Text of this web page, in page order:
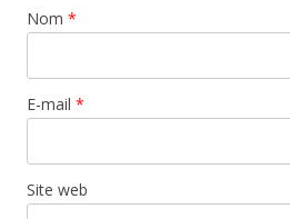
Nom *
E-mail *
Site web